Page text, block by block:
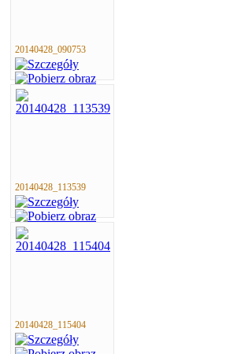
20140428_090753
20140428_113539
20140428_115404